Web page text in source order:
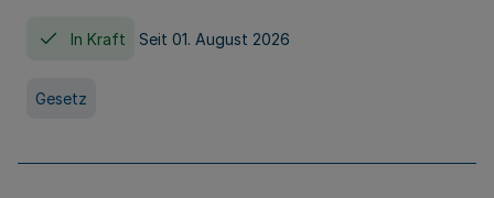
In Kraft Seit 01. August 2026
Gesetz